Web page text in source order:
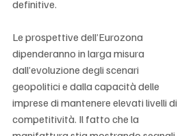
definitive.
Le prospettive dell’Eurozona
dipenderanno in larga misura
dall’evoluzione degli scenari
geopolitici e dalla capacità delle
imprese di mantenere elevati livelli di
competitività. Il fatto che la